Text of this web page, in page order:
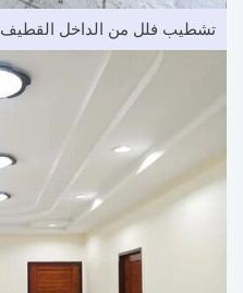
تشطيب فلل من الداخل القطيف